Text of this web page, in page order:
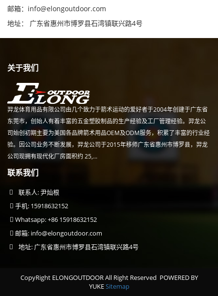
邮箱： info@elongoutdoor.com
地址： 广东省惠州市博罗县石湾镇联兴路4号
关于我们
羿龙体育用品有限公司由几个致力于箭术运动的爱好者于2004年创建于广东省
东莞市，创始人有着丰富的五金塑胶制品的生产经验及工厂管理经验。羿龙公
司始创初期主要为美国各品牌箭术用品OEM及ODM服务，积累了丰富的行业经
验。因公司业务不断发展，羿龙公司于2015年移师广东省惠州市博罗县，羿龙
公司现拥有现代化厂房面积约 25,...
联系我们
联系人: 尹灿根
手机: 15918632152
Whatsapp: +86 15918632152
邮箱: info@elongoutdoor.com
地址: 广东省惠州市博罗县石湾镇联兴路4号
CopyRight ELONGOUTDOOR All Right Reserved POWERED BY
YUKESitemap